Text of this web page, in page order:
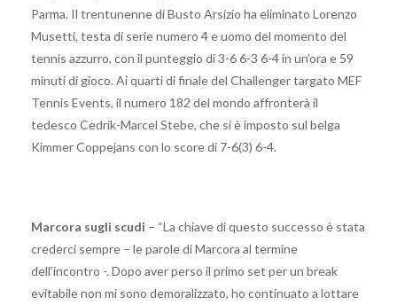
Parma. Il trentunenne di Busto Arsizio ha eliminato Lorenzo
Musetti, testa di serie numero 4 e uomo del momento del
tennis azzurro, con il punteggio di 3-6 6-3 6-4 in un’ora e 59
minuti di gioco. Ai quarti di finale del Challenger targato MEF
Tennis Events, il numero 182 del mondo affronterà il
tedesco Cedrik-Marcel Stebe, che si è imposto sul belga
Kimmer Coppejans con lo score di 7-6(3) 6-4.
Marcora sugli scudi – “La chiave di questo successo è stata
crederci sempre – le parole di Marcora al termine
dell’incontro -. Dopo aver perso il primo set per un break
evitabile non mi sono demoralizzato, ho continuato a lottare